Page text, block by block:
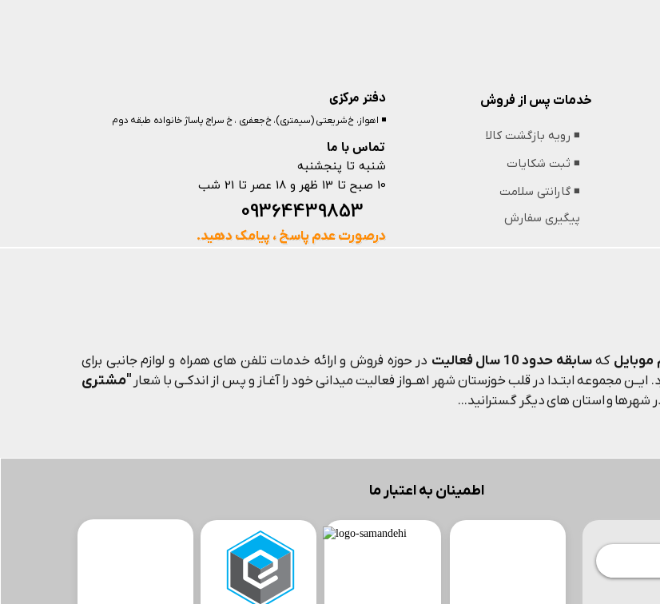
کهسابقه حدود 10 سال فعالیت
در حوزه فروش و ارائه خدمات تلفن های همراه و لوازم جانبی برای
مجموعه ابتـدا در قلب خوزستان شهر اهــواز فعالیت میدانی خود را آغـاز و پس از اندکـی با شعار "مشتری
شهرها و استان های دیگر گسترانید...
اطمینان به اعتبار ما
دفتر مرکزی
تماس با ما
◾️ اهواز، خ شریعتی (سیمتری)، خ جعفری ، خ سراج پاساژ خانواده طبقه دوم
شنبه تا پنجشنبه
10 صبح تا 13 ظهر و 18 عصر تا 21 شب
درصورت عدم پاسخ ، پیامک دهید.
خدمات پس از فروش
◾️ رویه بازگشت کالا
◾️ ثبت شکایات
◾️ گارانتی سلامت
پیگیری سفارش